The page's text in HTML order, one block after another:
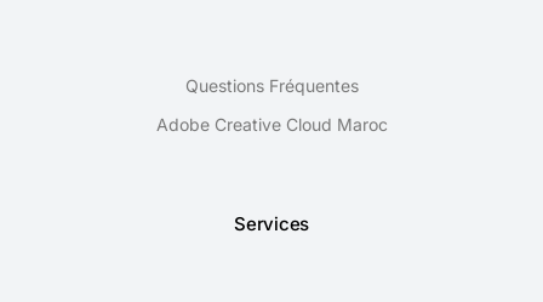
Questions Fréquentes
Adobe Creative Cloud Maroc
Services